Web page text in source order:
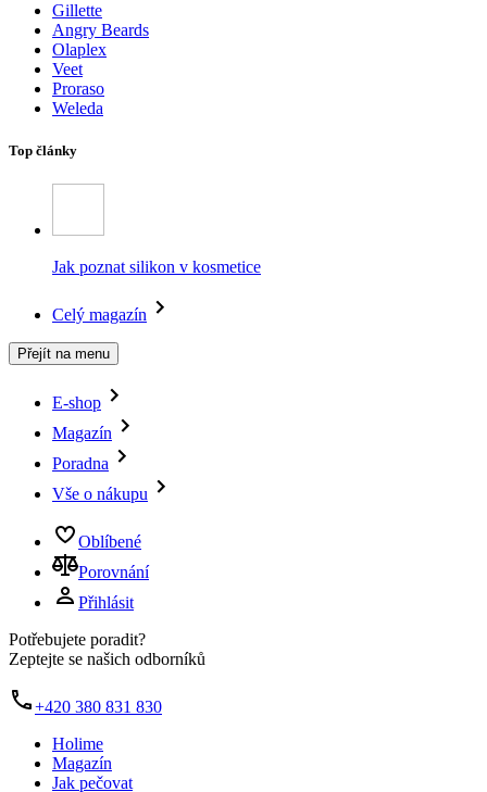
Gillette
Angry Beards
Olaplex
Veet
Proraso
Weleda
Top články
Jak poznat silikon v kosmetice
Celý magazín
Přejít na menu
E-shop
Magazín
Poradna
Vše o nákupu
Oblíbené
Porovnání
Přihlásit
Potřebujete poradit?
Zeptejte se našich odborníků
+420 380 831 830
Holime
Magazín
Jak pečovat